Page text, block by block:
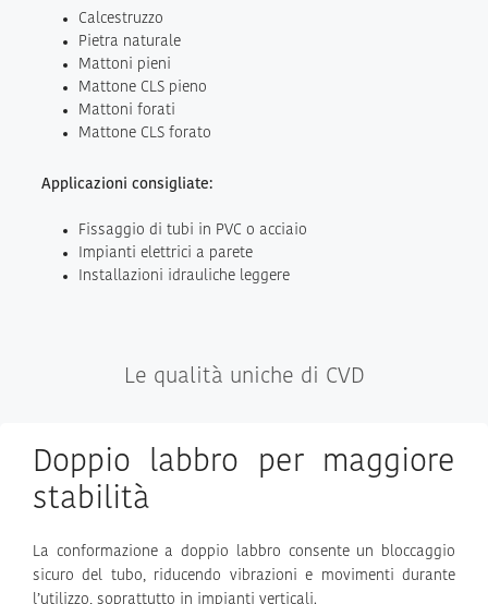
Calcestruzzo
Pietra naturale
Mattoni pieni
Mattone CLS pieno
Mattoni forati
Mattone CLS forato
Applicazioni consigliate:
Fissaggio di tubi in PVC o acciaio
Impianti elettrici a parete
Installazioni idrauliche leggere
Le qualità uniche di CVD
Doppio labbro per maggiore
stabilità
La conformazione a doppio labbro consente un bloccaggio
sicuro del tubo, riducendo vibrazioni e movimenti durante
l’utilizzo, soprattutto in impianti verticali.